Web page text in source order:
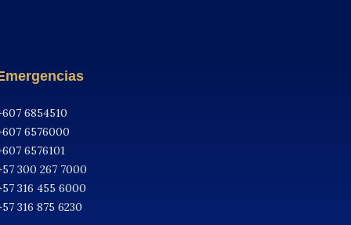
6854510
6576000
6576101
300 267 7000
316 455 6000
316 875 6230